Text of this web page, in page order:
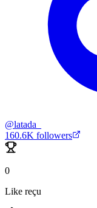
@latada_
160.6K followers
0
Like reçu